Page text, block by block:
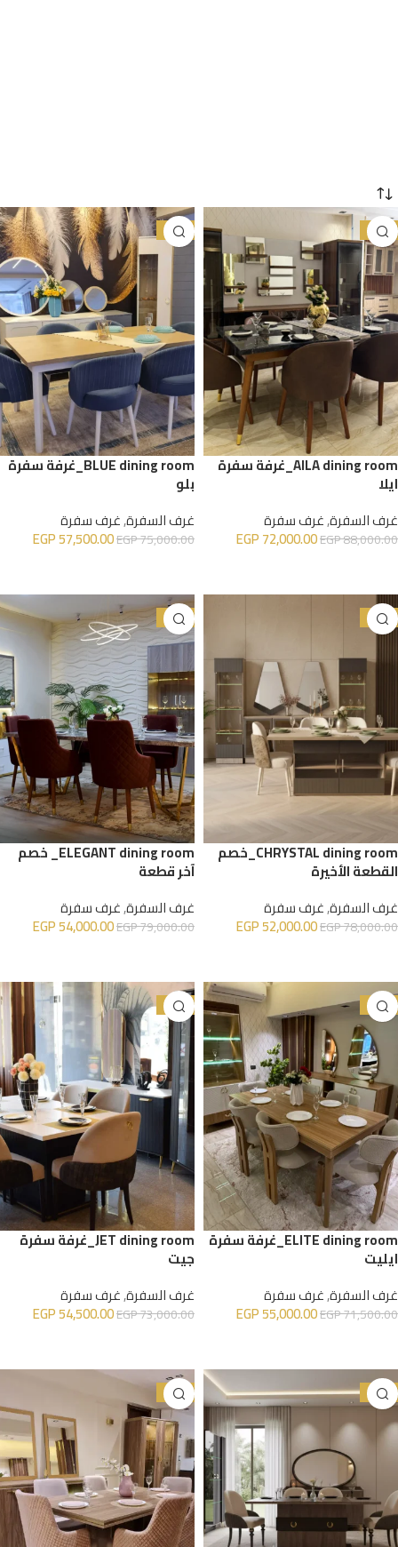
-18%
AILA dining room_غرفة سفرة
ايلا
غرف السفرة,غرف سفرة
EGP88,000.00
EGP72,000.00
-23%
BLUE dining room_غرفة سفرة
بلو
غرف السفرة,غرف سفرة
EGP75,000.00
EGP57,500.00
-33%
CHRYSTAL dining room_خصم
القطعة الأخيرة
غرف السفرة,غرف سفرة
EGP78,000.00
EGP52,000.00
-32%
ELEGANT dining room_ خصم
آخر قطعة
غرف السفرة,غرف سفرة
EGP79,000.00
EGP54,000.00
-23%
ELITE dining room_غرفة سفرة
ايليت
غرف السفرة,غرف سفرة
EGP71,500.00
EGP55,000.00
-25%
JET dining room_غرفة سفرة
جيت
غرف السفرة,غرف سفرة
EGP73,000.00
EGP54,500.00
-24%
-28%